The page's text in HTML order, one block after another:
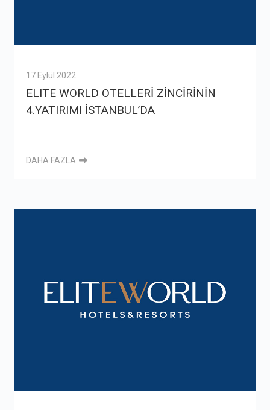
17 Eylül 2022
ELITE WORLD OTELLERİ ZİNCİRİNİN
4.YATIRIMI İSTANBUL’DA
DAHA FAZLA